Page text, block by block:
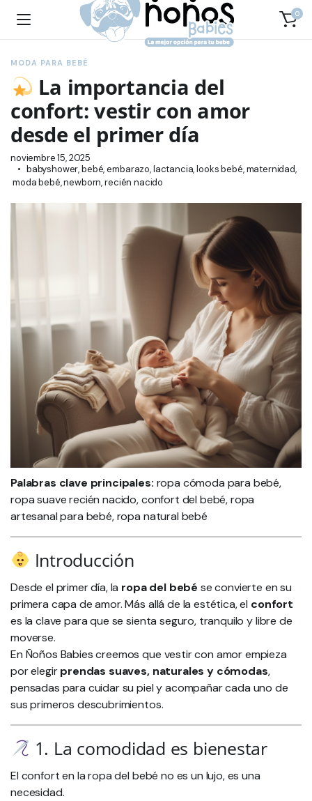
0
MODA PARA BEBÉ
La importancia del
confort: vestir con amor
desde el primer día
noviembre 15, 2025
babyshower,bebé,embarazo,lactancia,looks bebé, maternidad,
moda bebé,newborn,recién nacido
Palabras clave principales: ropa cómoda para bebé,
ropa suave recién nacido, confort del bebé, ropa
artesanal para bebé, ropa natural bebé
Introducción
Desde el primer día, la ropa del bebé se convierte en su
primera capa de amor. Más allá de la estética, el confort
es la clave para que se sienta seguro, tranquilo y libre de
moverse.
En Ñoños Babies creemos que vestir con amor empieza
por elegirprendas suaves, naturales y cómodas,
pensadas para cuidar su piel y acompañar cada uno de
sus primeros descubrimientos.
1. La comodidad es bienestar
El confort en la ropa del bebé no es un lujo, es una
necesidad.